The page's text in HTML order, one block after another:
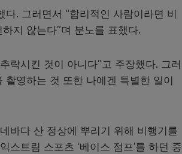
. 그러면서 “합리적인 사람이라면 비
지 않는다”며 분노를 표했다.
락시킨 것이 아니다”고 주장했다. 그러
촬영하는 것 또한 나에겐 특별한 일이
바다 산 정상에 뿌리기 위해 비행기를
스트림 스포츠 ‘베이스 점프’를 하던 중